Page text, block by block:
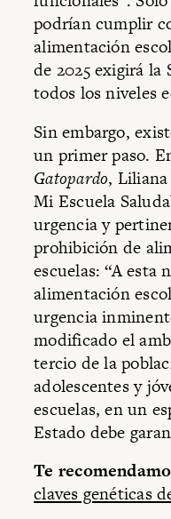
podrían cumplir
alimentación
de 2025 exigirá la
todos los niveles
Sin embargo,
un primer paso.
Gatopardo,
Mi Escuela
urgencia y
prohibición de
escuelas: “A esta
alimentación
urgencia
modificado el
tercio de la
adolescentes y
escuelas, en un
Estado debe
Te
claves genéticas